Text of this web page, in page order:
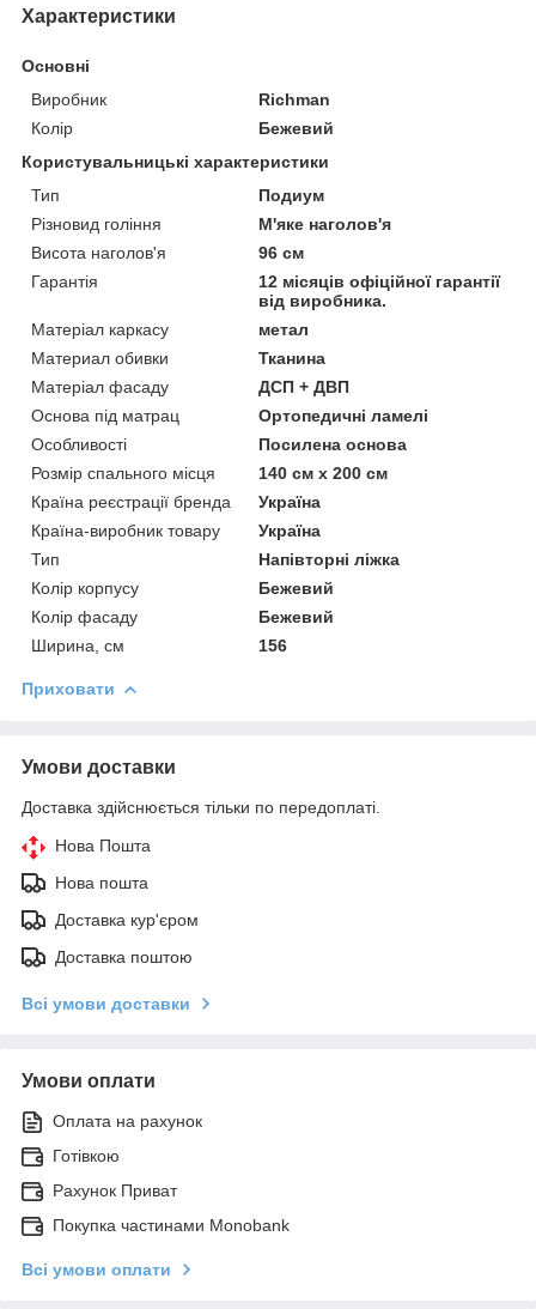
Характеристики
Основні
Виробник
Richman
Колір
Бежевий
Користувальницькі характеристики
Тип
Подиум
Різновид гоління
М'яке наголов'я
Висота наголов'я
96 см
Гарантія
12 місяців офіційної гарантії
від виробника.
Матеріал каркасу
метал
Материал обивки
Тканина
Матеріал фасаду
ДСП + ДВП
Основа під матрац
Ортопедичні ламелі
Особливості
Посилена основа
Розмір спального місця
140 см х 200 см
Країна реєстрації бренда
Україна
Країна-виробник товару
Україна
Тип
Напівторні ліжка
Колір корпусу
Бежевий
Колір фасаду
Бежевий
Ширина, см
156
Приховати
Умови доставки
Доставка здійснюється тільки по передоплаті.
Нова Пошта
Нова пошта
Доставка кур'єром
Доставка поштою
Всі умови доставки
Умови оплати
Оплата на рахунок
Готівкою
Рахунок Приват
Покупка частинами Monobank
Всі умови оплати